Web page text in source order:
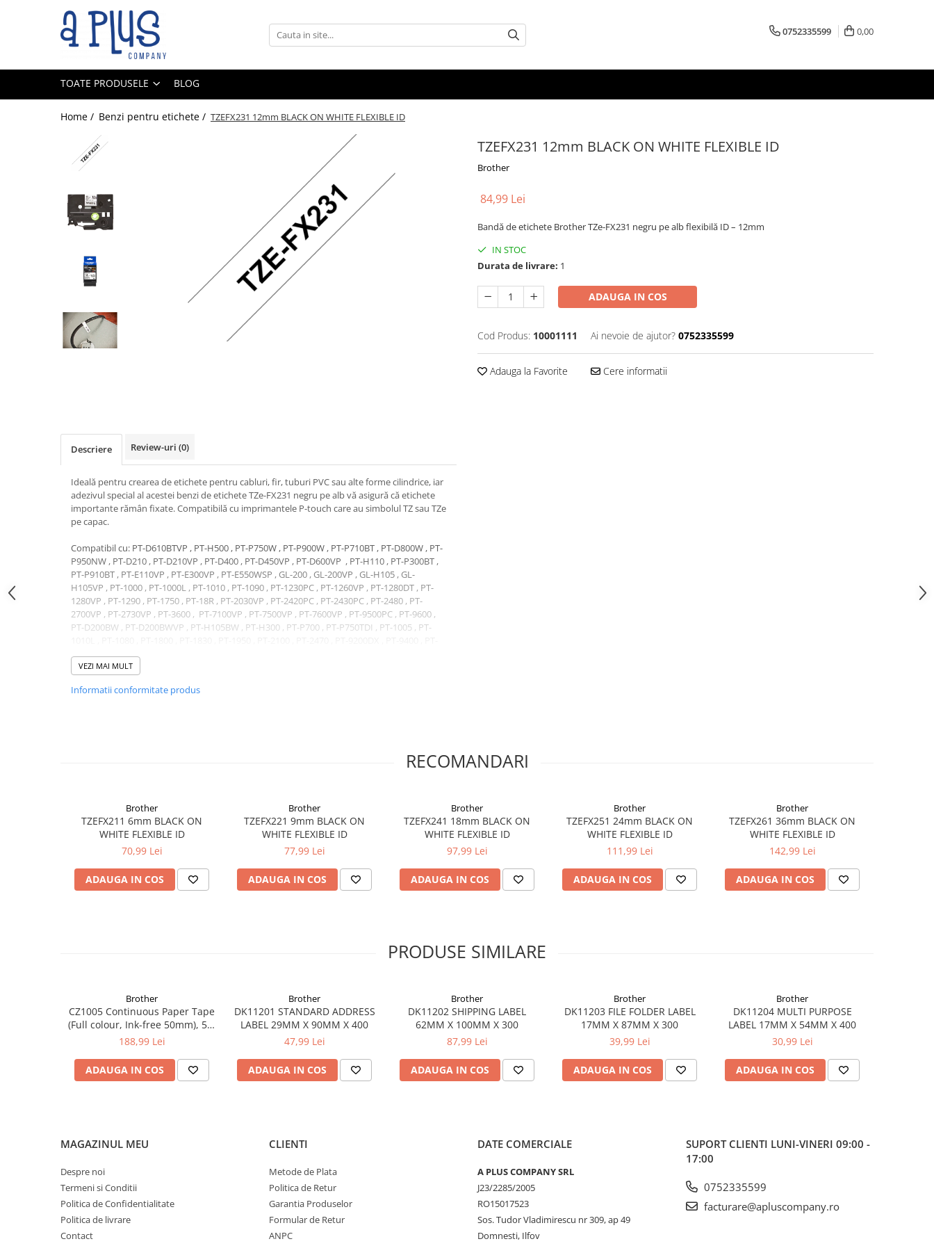
Toate Produsele
Cartuse toner
Unitate cilindru (Drum unit)
0752335599 0,00
TOATE PRODUSELE BLOG
Home / Benzi pentru etichete / TZEFX231 12mm BLACK ON WHITE FLEXIBLE ID
TZEFX231 12mm BLACK ON WHITE FLEXIBLE ID
Brother
84,99 Lei
Bandă de etichete Brother TZe-FX231 negru pe alb flexibilă ID – 12mm
IN STOC
Durata de livrare: 1
ADAUGA IN COS
Cod Produs: 10001111 Ai nevoie de ajutor? 0752335599
Adauga la Favorite Cere informatii
Descriere Review-uri (0)
Ideală pentru crearea de etichete pentru cabluri, fir, tuburi PVC sau alte forme cilindrice, iar
adezivul special al acestei benzi de etichete TZe-FX231 negru pe alb vă asigură că etichete
importante rămân fixate. Compatibilă cu imprimantele P-touch care au simbolul TZ sau TZe
pe capac.
Compatibil cu: PT-D610BTVP , PT-H500 , PT-P750W , PT-P900W , PT-P710BT , PT-D800W , PT-
P950NW , PT-D210 , PT-D210VP , PT-D400 , PT-D450VP , PT-D600VP , PT-H110 , PT-P300BT ,
PT-P910BT , PT-E110VP , PT-E300VP , PT-E550WSP , GL-200 , GL-200VP , GL-H105 , GL-
H105VP , PT-1000 , PT-1000L , PT-1010 , PT-1090 , PT-1230PC , PT-1260VP , PT-1280DT , PT-
1280VP , PT-1290 , PT-1750 , PT-18R , PT-2030VP , PT-2420PC , PT-2430PC , PT-2480 , PT-
2700VP , PT-2730VP , PT-3600 , PT-7100VP , PT-7500VP , PT-7600VP , PT-9500PC , PT-9600 ,
PT-D200BW , PT-D200BWVP , PT-H105BW , PT-H300 , PT-P700 , PT-P750TDI , PT-1005 , PT-
D200BWVP , PT-H105BW , PT-H107B , PT-H75 , PT-E100 , PT-E100VP
VEZI MAI MULT
Informatii conformitate produs
RECOMANDARI
Brother
TZEFX211 6mm BLACK ON
WHITE FLEXIBLE ID
70,99 Lei
ADAUGA IN COS
Brother
TZEFX221 9mm BLACK ON
WHITE FLEXIBLE ID
77,99 Lei
ADAUGA IN COS
Brother
TZEFX241 18mm BLACK ON
WHITE FLEXIBLE ID
97,99 Lei
ADAUGA IN COS
Brother
TZEFX251 24mm BLACK ON
WHITE FLEXIBLE ID
111,99 Lei
ADAUGA IN COS
Brother
TZEFX261 36mm BLACK ON
WHITE FLEXIBLE ID
142,99 Lei
ADAUGA IN COS
PRODUSE SIMILARE
Brother
CZ1005 Continuous Paper Tape
(Full colour, Ink-free 50mm), 5m
lungime; pt. VC-500W
188,99 Lei
ADAUGA IN COS
Brother
DK11201 STANDARD ADDRESS
LABEL 29MM X 90MM X 400
47,99 Lei
ADAUGA IN COS
Brother
DK11202 SHIPPING LABEL
62MM X 100MM X 300
87,99 Lei
ADAUGA IN COS
Brother
DK11203 FILE FOLDER LABEL
17MM X 87MM X 300
39,99 Lei
ADAUGA IN COS
Brother
DK11204 MULTI PURPOSE
LABEL 17MM X 54MM X 400
30,99 Lei
ADAUGA IN COS
MAGAZINUL MEU
Despre noi
Termeni si Conditii
Politica de Confidentialitate
Politica de livrare
Contact
CLIENTI
Metode de Plata
Politica de Retur
Garantia Produselor
Formular de Retur
ANPC
DATE COMERCIALE
A PLUS COMPANY SRL
J23/2285/2005
RO15017523
Sos. Tudor Vladimirescu nr 309, ap 49
Domnesti, Ilfov
SUPORT CLIENTI LUNI-VINERI 09:00 -
17:00
0752335599
facturare@apluscompany.ro